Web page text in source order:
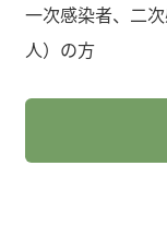
一次感染者、二
人）の方